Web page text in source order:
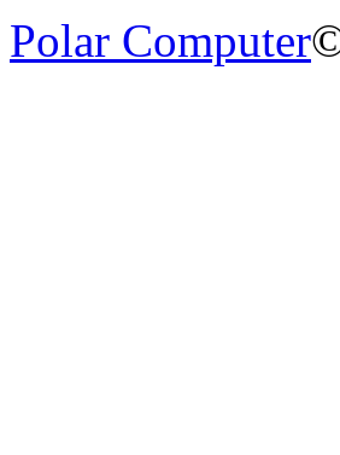
Polar Computer